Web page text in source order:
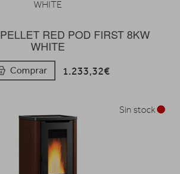
RED POD FIRST 8KW
WHITE
Comprar 1.233,32€
Sin stock